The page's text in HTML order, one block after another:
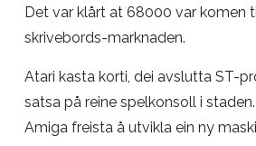
Det var klårt at 68000 var komen
skrivebords-marknaden.
Atari kasta korti, dei avslutta ST-
satsa på reine spelkonsoll i
Amiga freista å utvikla ein ny